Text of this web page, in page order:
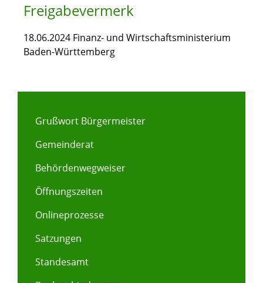
Freigabevermerk
18.06.2024 Finanz- und Wirtschaftsministerium
Baden-Württemberg
Grußwort Bürgermeister
Gemeinderat
Behördenwegweiser
Öffnungszeiten
Onlineprozesse
Satzungen
Standesamt